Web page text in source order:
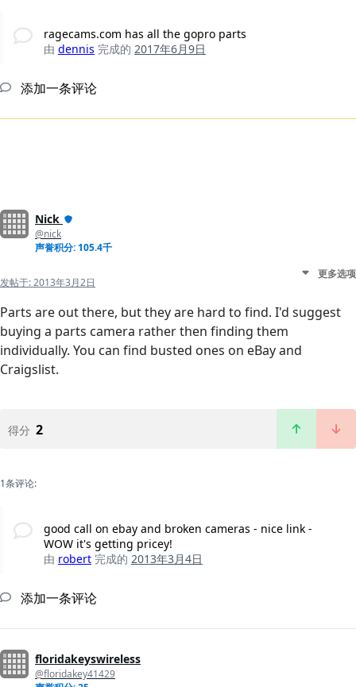
ragecams.com has all the gopro parts
由 dennis 完成的 2017年6月9日
添加一条评论
Nick
@nick
声誉积分: 105.4千
发帖于:2013年3月2日
更多选项
Parts are out there, but they are hard to find. I'd suggest
buying a parts camera rather then finding them
individually. You can find busted ones on eBay and
Craigslist.
得分 2
1条评论:
good call on ebay and broken cameras - nice link -
WOW it's getting pricey!
由 robert 完成的 2013年3月4日
添加一条评论
floridakeyswireless
@floridakey41429